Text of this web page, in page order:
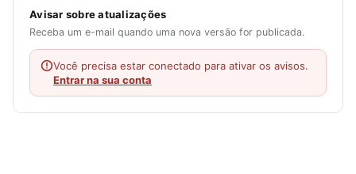
Avisar sobre atualizações
Receba um e-mail quando uma nova versão for publicada.
Você precisa estar conectado para ativar os avisos.
Entrar na sua conta